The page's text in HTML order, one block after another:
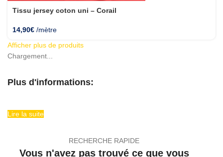
Tissu jersey coton uni – Corail
14,90€ /mètre
Afficher plus de produits
Chargement...
Plus d'informations:
Lire la suite
RECHERCHE RAPIDE
Vous n'avez pas trouvé ce que vous